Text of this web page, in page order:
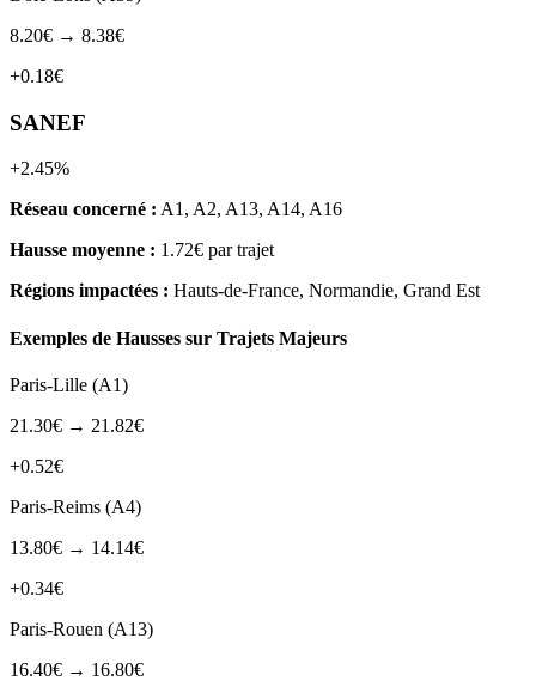
8.20€ → 8.38€
+0.18€
SANEF
+2.45%
Réseau concerné : A1, A2, A13, A14, A16
Hausse moyenne : 1.72€ par trajet
Régions impactées : Hauts-de-France, Normandie, Grand Est
Exemples de Hausses sur Trajets Majeurs
Paris-Lille (A1)
21.30€ → 21.82€
+0.52€
Paris-Reims (A4)
13.80€ → 14.14€
+0.34€
Paris-Rouen (A13)
16.40€ → 16.80€